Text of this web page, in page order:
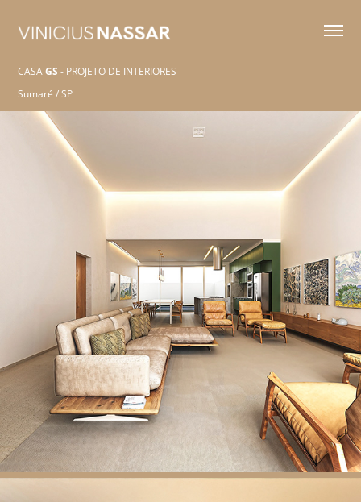
CASAGS- PROJETO DE INTERIORES
Sumaré / SP